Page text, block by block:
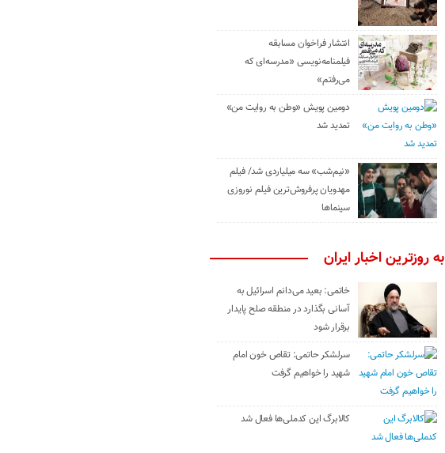
انتشار فراخوان مسابقه
فیلمنامه‌نویسی «مدرسه‌ای که
می‌رفتم»
دومین پویش «وطن به روایت من»
تمدید شد
«نیم‌شب» سه میلیاردی شد/ فیلم
مهدویان پرفروش‌ترین فیلم نوروزی
سینماها
به روزترین اخبار ایران
خاتمی: بعید می‌دانم اسرائیل به
آسانی بگذارد در منطقه صلح پایدار
برقرار شود
سرلشکر حاتمی: تقاص خون امام
شهید را خواهیم گرفت
کالابرگ این کدملی‌ها فعال شد